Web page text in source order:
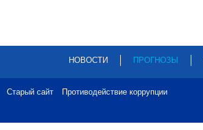
НОВОСТИ ПРОГНОЗЫ
Старый сайт Противодействие коррупции